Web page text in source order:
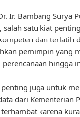
Ir. Bambang Surya
salah satu kiat
dan terlatih
pemimpin yang
hingga
penting juga untuk
dari Kementerian
karena